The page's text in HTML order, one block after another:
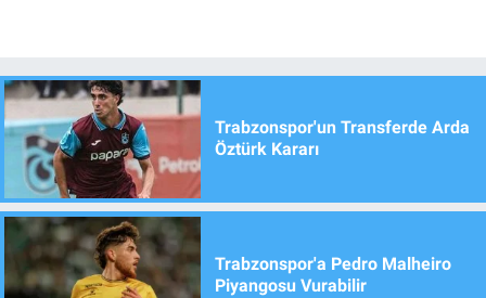
Trabzonspor'un Transferde Arda
Öztürk Kararı
Trabzonspor'a Pedro Malheiro
Piyangosu Vurabilir